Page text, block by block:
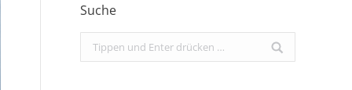
Suche
Search: